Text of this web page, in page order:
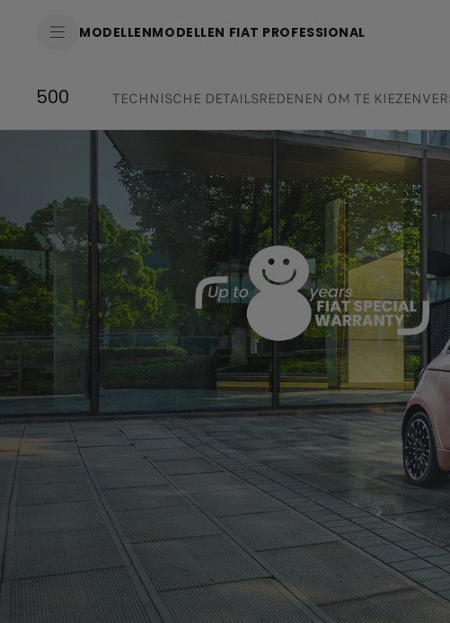
MODELLENMODELLEN FIAT PROFESSIONAL
500 TECHNISCHE DETAILSREDENEN OM TE KIEZEN